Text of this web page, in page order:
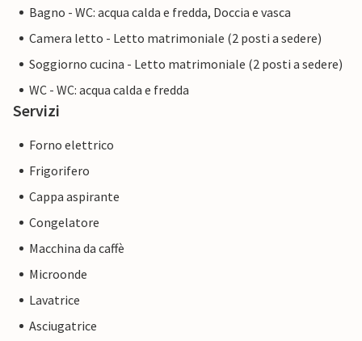
Bagno - WC: acqua calda e fredda, Doccia e vasca
Camera letto - Letto matrimoniale (2 posti a sedere)
Soggiorno cucina - Letto matrimoniale (2 posti a sedere)
WC - WC: acqua calda e fredda
Servizi
Forno elettrico
Frigorifero
Cappa aspirante
Congelatore
Macchina da caffè
Microonde
Lavatrice
Asciugatrice